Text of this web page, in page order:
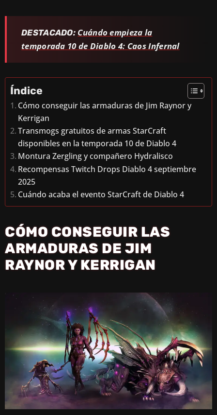
DESTACADO: Cuándo empieza la
temporada 10 de Diablo 4: Caos Infernal
Índice
Cómo conseguir las armaduras de Jim Raynor y
Kerrigan
Transmogs gratuitos de armas StarCraft
disponibles en la temporada 10 de Diablo 4
Montura Zergling y compañero Hydralisco
Recompensas Twitch Drops Diablo 4 septiembre
2025
Cuándo acaba el evento StarCraft de Diablo 4
CÓMO CONSEGUIR LAS
ARMADURAS DE JIM
RAYNOR Y KERRIGAN